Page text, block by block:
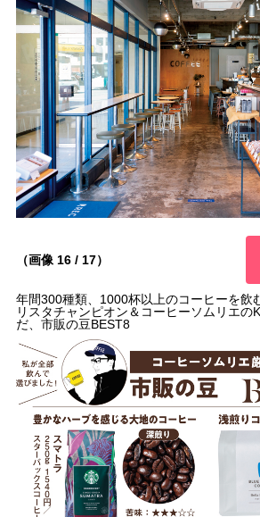
（画像 16 / 17）
年間300種類、1000杯以上のコーヒーを飲
リスタチャンピオン＆コーヒーソムリエの
だ、市販の豆BEST8